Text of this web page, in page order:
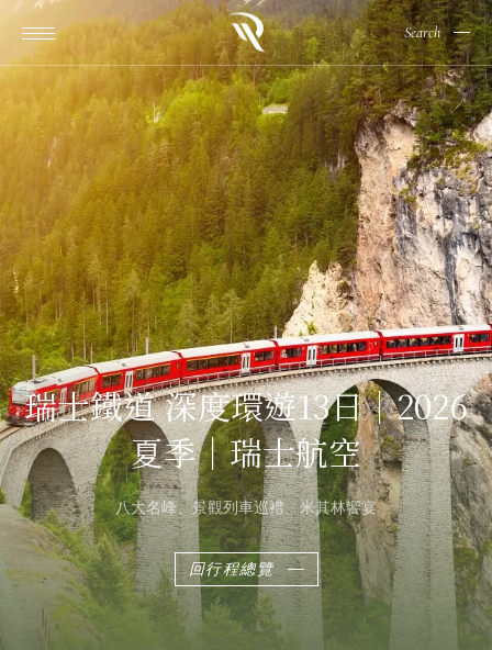
Search
瑞士鐵道 深度環遊13日｜2026
夏季｜瑞士航空
八大名峰、景觀列車巡禮、米其林饗宴
回行程總覽